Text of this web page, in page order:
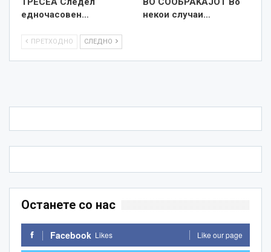
едночасовен…
некои случаи…
ПРЕТХОДНО СЛЕДНО
Останете со нас
Facebook Likes Like our page